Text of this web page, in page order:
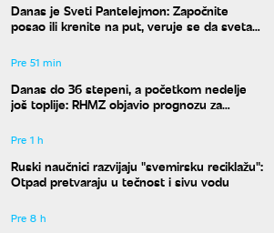
Danas je Sveti Pantelejmon: Započnite
posao ili krenite na put, veruje se da svetac
Pre 51 min
Danas do 36 stepeni, a početkom nedelje
još toplije: RHMZ objavio prognozu za
Pre 1 h
Ruski naučnici razvijaju "svemirsku reciklažu":
Otpad pretvaraju u tečnost i sivu vodu
Pre 8 h